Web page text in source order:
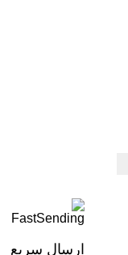
ارسال سریع